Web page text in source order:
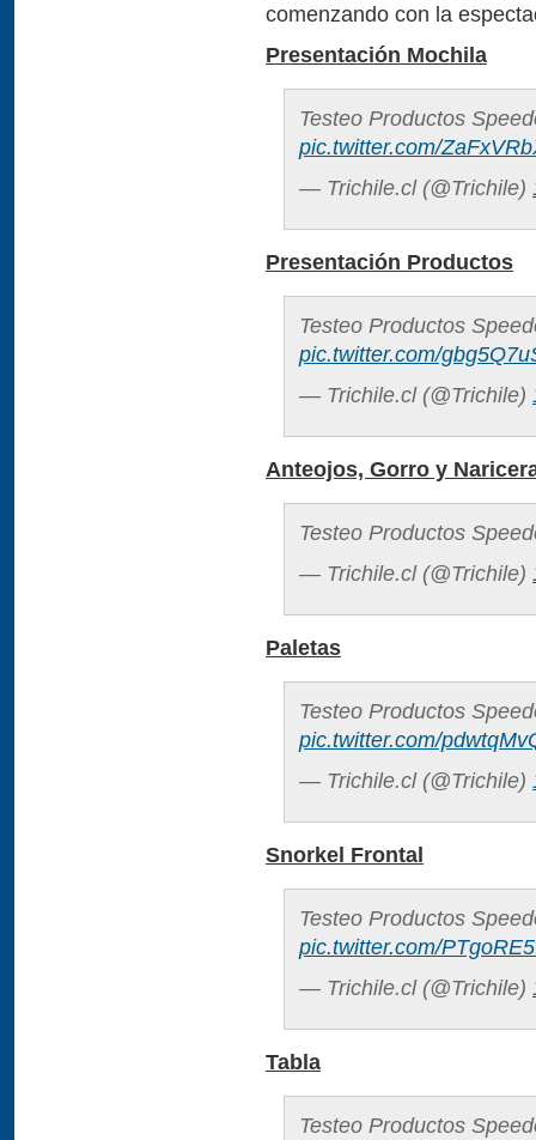
comenzando con la
Presentación Mochila
Testeo Productos
pic.twitter.com/
— Trichile.cl (@Trichile)
Presentación Productos
Testeo Productos
pic.twitter.com/
— Trichile.cl (@Trichile)
Anteojos, Gorro y
Testeo Productos
— Trichile.cl (@Trichile)
Paletas
Testeo Productos
pic.twitter.com/
— Trichile.cl (@Trichile)
Snorkel Frontal
Testeo Productos
pic.twitter.com/
— Trichile.cl (@Trichile)
Tabla
Testeo Productos